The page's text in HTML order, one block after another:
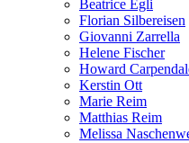
Beatrice Egli
Florian Silbereisen
Giovanni Zarrella
Helene Fischer
Howard
Kerstin Ott
Marie Reim
Matthias Reim
Melissa